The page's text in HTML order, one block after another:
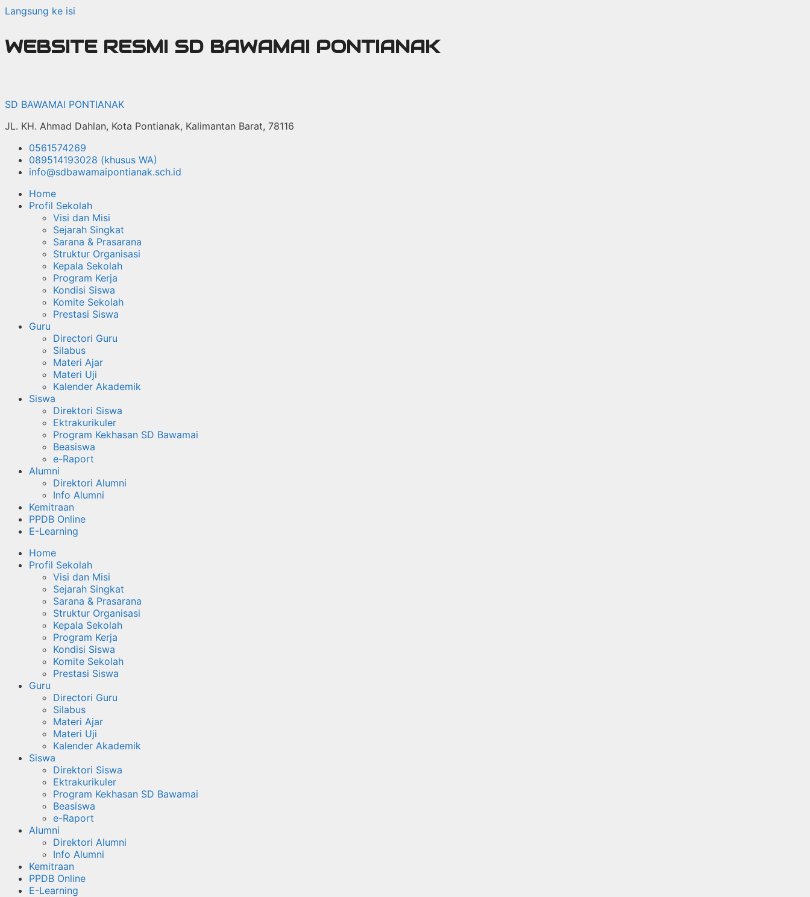
Langsung ke isi
WEBSITE RESMI SD BAWAMAI PONTIANAK
SD BAWAMAI PONTIANAK
JL. KH. Ahmad Dahlan, Kota Pontianak, Kalimantan Barat, 78116
0561574269
089514193028 (khusus WA)
info@sdbawamaipontianak.sch.id
Home
Profil Sekolah
Visi dan Misi
Sejarah Singkat
Sarana & Prasarana
Struktur Organisasi
Kepala Sekolah
Program Kerja
Kondisi Siswa
Komite Sekolah
Prestasi Siswa
Guru
Directori Guru
Silabus
Materi Ajar
Materi Uji
Kalender Akademik
Siswa
Direktori Siswa
Ektrakurikuler
Program Kekhasan SD Bawamai
Beasiswa
e-Raport
Alumni
Direktori Alumni
Info Alumni
Kemitraan
PPDB Online
E-Learning
Home
Profil Sekolah
Visi dan Misi
Sejarah Singkat
Sarana & Prasarana
Struktur Organisasi
Kepala Sekolah
Program Kerja
Kondisi Siswa
Komite Sekolah
Prestasi Siswa
Guru
Directori Guru
Silabus
Materi Ajar
Materi Uji
Kalender Akademik
Siswa
Direktori Siswa
Ektrakurikuler
Program Kekhasan SD Bawamai
Beasiswa
e-Raport
Alumni
Direktori Alumni
Info Alumni
Kemitraan
PPDB Online
E-Learning